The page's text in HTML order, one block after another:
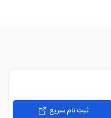
ثبت نام سریع